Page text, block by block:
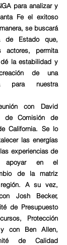
para analizar y
buscar adaptar para Santa Fe el exitoso
se buscará
de Estado que,
permita
la estabilidad y
de una
para nuestra
con David
de Comisión de
California. Se lo
las energías
experiencias de
apoyar en el
de la matriz
A su vez,
Josh Becker,
de Presupuesto
Protección
con Ben Allen,
de Calidad